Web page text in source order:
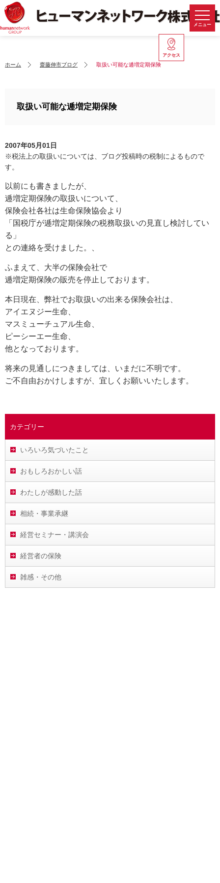
メニュー
アクセス
ホーム 齋藤伸市ブログ 取扱い可能な逓増定期保険
取扱い可能な逓増定期保険
カテゴリー
いろいろ気づいたこと
おもしろおかしい話
わたしが感動した話
相続・事業承継
経営セミナー・講演会
経営者の保険
雑感・その他
2007年05月01日
※税法上の取扱いについては、ブログ投稿時の税制によるもので
す。
以前にも書きましたが、
逓増定期保険の取扱いについて、
保険会社各社は生命保険協会より
「国税庁が逓増定期保険の税務取扱いの見直し検討してい
る」
との連絡を受けました。、
ふまえて、大半の保険会社で
逓増定期保険の販売を停止しております。
本日現在、弊社でお取扱いの出来る保険会社は、
アイエヌジー生命、
マスミューチュアル生命、
ピーシーエー生命、
他となっております。
将来の見通しにつきましては、いまだに不明です。
ご不自由おかけしますが、宜しくお願いいたします。